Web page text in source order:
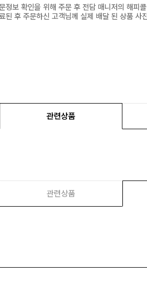
정보 확인을 위해 주문 후 전담 매니저의 해피
된 후 주문하신 고객님께 실제 배달 된 상품 사
관련상품
관련상품